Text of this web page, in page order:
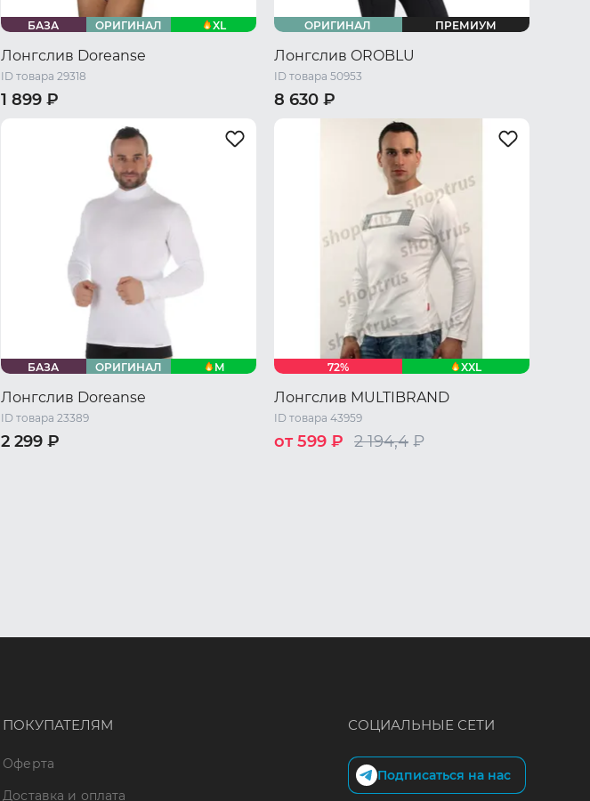
БАЗА ОРИГИНАЛ XL
Лонгслив Doreanse
ID товара 29318
1 899 ₽
44 RU / M
52 RU / XXL
ОРИГИНАЛ ПРЕМИУМ
Лонгслив OROBLU
ID товара 50953
8 630 ₽
44 RU / S
50 RU / XL
БАЗА ОРИГИНАЛ M
Лонгслив Doreanse
ID товара 23389
2 299 ₽
72% XXL
Лонгслив MULTIBRAND
ID товара 43959
от 599 ₽ 2 194,4 ₽
ПОКУПАТЕЛЯМ
Оферта
Доставка и оплата
СОЦИАЛЬНЫЕ СЕТИ
Подписаться на нас